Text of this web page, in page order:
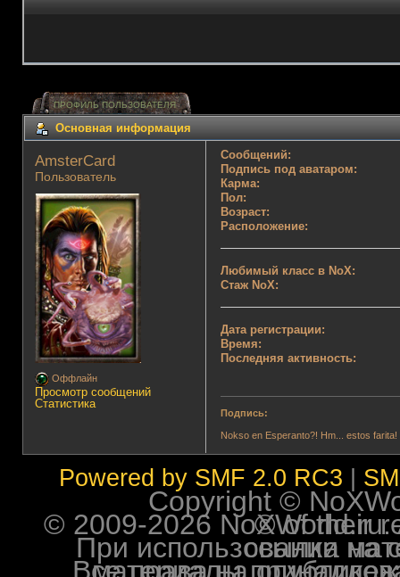
ПРОФИЛЬ ПОЛЬЗОВАТЕЛЯ
Основная информация
AmsterCard
Пользователь
Оффлайн
Просмотр сообщений
Статистика
Сообщений:
Подпись под аватаром:
Карма:
Пол:
Возраст:
Расположение:
Любимый класс в NoX:
Стаж NoX:
Дата регистрации:
Время:
Последняя активность:
Подпись:
Nokso en Esperanto?! Hm... estos farita!
Powered by SMF 2.0 RC3
Copyright ©
© 2009-2026 NoXWorld.ru. All
При использовании